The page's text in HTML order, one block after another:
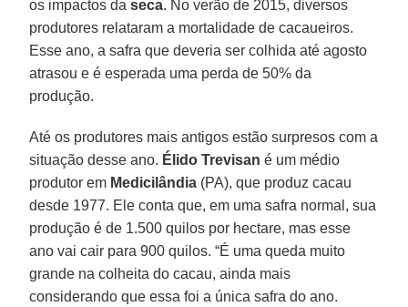
os impactos daseca. No verão de 2015, diversos
produtores relataram a mortalidade de cacaueiros.
Esse ano, a safra que deveria ser colhida até agosto
atrasou e é esperada uma perda de 50% da
produção.
Até os produtores mais antigos estão surpresos com a
situação desse ano. Élido Trevisan é um médio
produtor em Medicilândia (PA), que produz cacau
desde 1977. Ele conta que, em uma safra normal, sua
produção é de 1.500 quilos por hectare, mas esse
ano vai cair para 900 quilos. “É uma queda muito
grande na colheita do cacau, ainda mais
considerando que essa foi a única safra do ano.